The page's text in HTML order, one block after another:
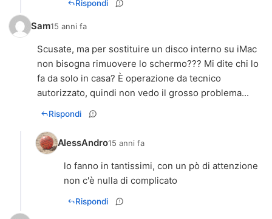
Rispondi
Sam15 anni fa
Scusate, ma per sostituire un disco interno su iMac
non bisogna rimuovere lo schermo??? Mi dite chi lo
fa da solo in casa? È operazione da tecnico
autorizzato, quindi non vedo il grosso problema...
Rispondi
AlessAndro15 anni fa
lo fanno in tantissimi, con un pò di attenzione
non c'è nulla di complicato
Rispondi